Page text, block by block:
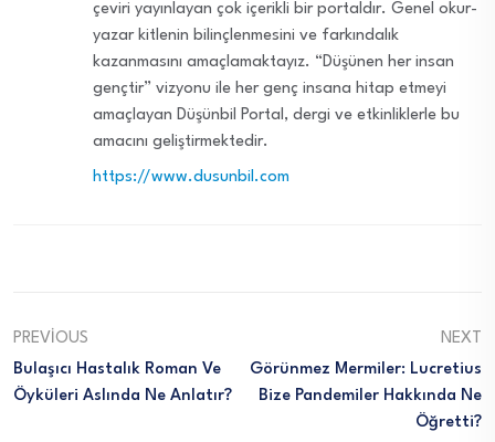
çeviri yayınlayan çok içerikli bir portaldır. Genel okur-
yazar kitlenin bilinçlenmesini ve farkındalık
kazanmasını amaçlamaktayız. “Düşünen her insan
gençtir” vizyonu ile her genç insana hitap etmeyi
amaçlayan Düşünbil Portal, dergi ve etkinliklerle bu
amacını geliştirmektedir.
https://www.dusunbil.com
PREVIOUS
Bulaşıcı Hastalık Roman Ve
Öyküleri Aslında Ne Anlatır?
NEXT
Görünmez Mermiler: Lucretius
Bize Pandemiler Hakkında Ne
Öğretti?